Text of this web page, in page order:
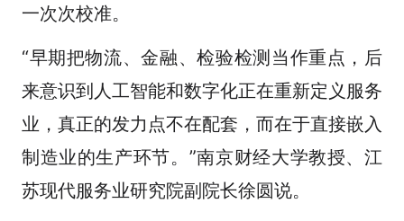
一次次校准。
“早期把物流、金融、检验检测当作重点，后
来意识到人工智能和数字化正在重新定义服务
业，真正的发力点不在配套，而在于直接嵌入
制造业的生产环节。”南京财经大学教授、江
苏现代服务业研究院副院长徐圆说。